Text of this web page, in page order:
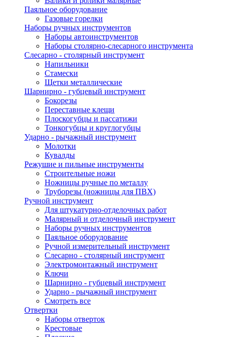
Паяльное оборудование
Газовые горелки
Наборы ручных инструментов
Наборы автоинструментов
Наборы столярно-слесарного инструмента
Слесарно - столярный инструмент
Напильники
Стамески
Щетки металлические
Шарнирно - губцевый инструмент
Бокорезы
Переставные клещи
Плоскогубцы и пассатижи
Тонкогубцы и круглогубцы
Ударно - рычажный инструмент
Молотки
Кувалды
Режушие и пильные инструменты
Строительные ножи
Ножницы ручные по металлу
Труборезы (ножницы для ПВХ)
Ручной инструмент
Для штукатурно-отделочных работ
Малярный и отделочный инструмент
Наборы ручных инструментов
Паяльное оборудование
Ручной измерительный инструмент
Слесарно - столярный инструмент
Электромонтажный инструмент
Ключи
Шарнирно - губцевый инструмент
Ударно - рычажный инструмент
Смотреть все
Отвертки
Наборы отверток
Крестовые